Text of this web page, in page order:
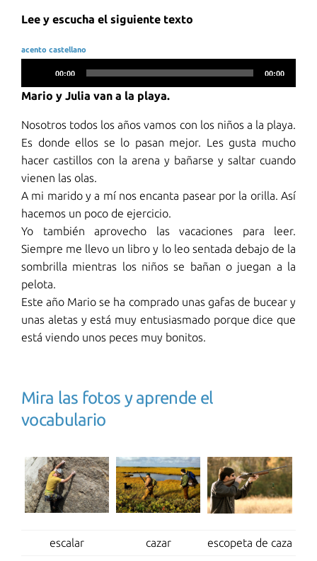
Lee y escucha el siguiente texto
acento castellano
de
audio
00:00 00:00
Mario y Julia van a la playa.
Nosotros todos los años vamos con los niños a la playa.
Es donde ellos se lo pasan mejor. Les gusta mucho
hacer castillos con la arena y bañarse y saltar cuando
vienen las olas.
A mi marido y a mí nos encanta pasear por la orilla. Así
hacemos un poco de ejercicio.
Yo también aprovecho las vacaciones para leer.
Siempre me llevo un libro y lo leo sentada debajo de la
sombrilla mientras los niños se bañan o juegan a la
pelota.
Este año Mario se ha comprado unas gafas de bucear y
unas aletas y está muy entusiasmado porque dice que
está viendo unos peces muy bonitos.
Mira las fotos y aprende el
vocabulario
escalar cazar escopeta de caza